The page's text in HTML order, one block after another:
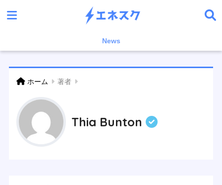
News
ホーム 著者
Thia Bunton